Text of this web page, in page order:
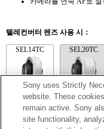
텔레컨버터 렌즈 사용 시：
SEL14TC SEL20TC
SEL14TC
Sony uses Strictly
website. These
remain active. Sony
site functionality,